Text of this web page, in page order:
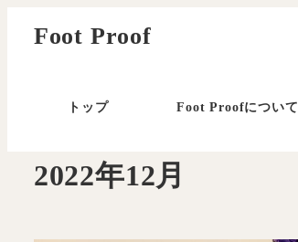
Foot Proof
トップ Foot Proofについて
2022年12月